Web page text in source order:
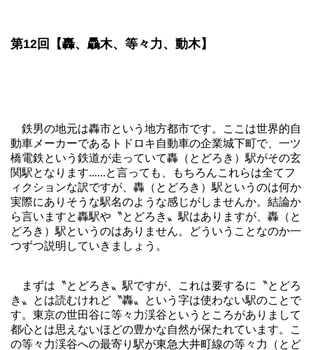
第12回【轟、驫木、等々力、動木】
鉄男の地元は轟市という地方都市です。ここは世界的自
動車メーカーであるトドロキ自動車の企業城下町で、一ツ
橋電鉄という鉄道が走っていて轟（とどろき）駅がその玄
関駅となります......と言っても、もちろんこれらは全てフ
ィクションな訳ですが、轟（とどろき）駅というのは何か
実際にありそうな駅名のような感じがしませんか。結論か
ら言いますと轟駅や〝とどろき〟駅はありますが、轟（と
どろき）駅というのはありません。どういうことなのか一
つずつ説明していきましょう。
まずは〝とどろき〟駅ですが、これは要するに〝とどろ
き〟とは読むけれど〝轟〟という字は使わない駅のことで
す。東京の世田谷に等々力渓谷というところがありまして
都心とは思えないほどの豊かな自然が保たれています。こ
の等々力渓谷への最寄り駅が東急大井町線の等々力（とど